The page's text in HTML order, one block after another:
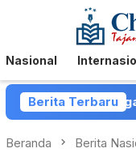
Menu
Mobile
Nasional
Berita Terbaru
Batu sebagai
Beranda Berita